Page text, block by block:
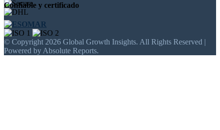
Confiable y certificado
© Copyright 2026 Global Growth Insights. All Rights Reserved |
Powered by Absolute Reports.